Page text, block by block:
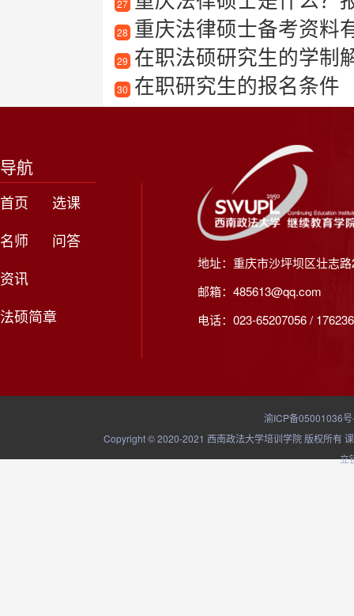
27
28 重庆法律硕士备考资料
29 在职法硕研究生的学制
30 在职研究生的报名条件
导航
首页
选课
名师
问答
资讯
法硕简章
地址：重庆市沙坪坝区壮志
邮箱：485613@qq.com
电话：023-65207056 /
渝ICP备05001036
Copyright © 2020-2021 西南政法大学培训学院 版权所有
立